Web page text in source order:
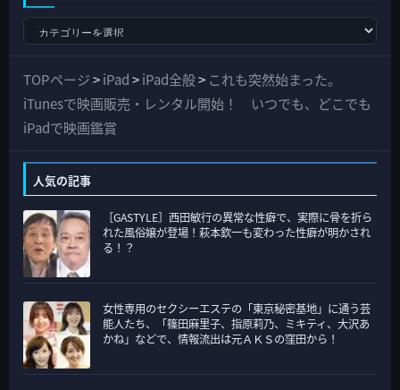
て
の
カ
リ
ー
TOPページ>iPad>iPad全般> これも突然始まった。
iTunesで映画販売・レンタル開始！ いつでも、どこでも
iPadで映画鑑賞
人気の記事
［GASTYLE］西田敏行の異常な性癖で、実際に骨を折ら
れた風俗嬢が登場！萩本欽一も変わった性癖が明かされ
る！？
女性専用のセクシーエステの「東京秘密基地」に通う芸
能人たち、「篠田麻里子、指原莉乃、ミキティ、大沢あ
かね」などで、情報流出は元ＡＫＳの窪田から！